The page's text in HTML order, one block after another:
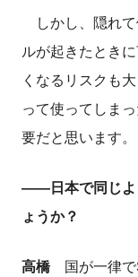
しかし、隠れて
ルが起きたとき
くなるリスクも
って使ってしま
要だと思います。
――日本で同じよ
ょうか？
高橋国が一律で